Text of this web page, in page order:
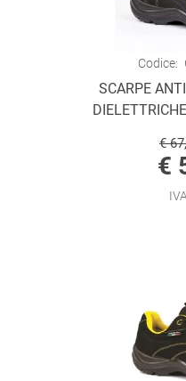
Codice:
SCARPE
€
€